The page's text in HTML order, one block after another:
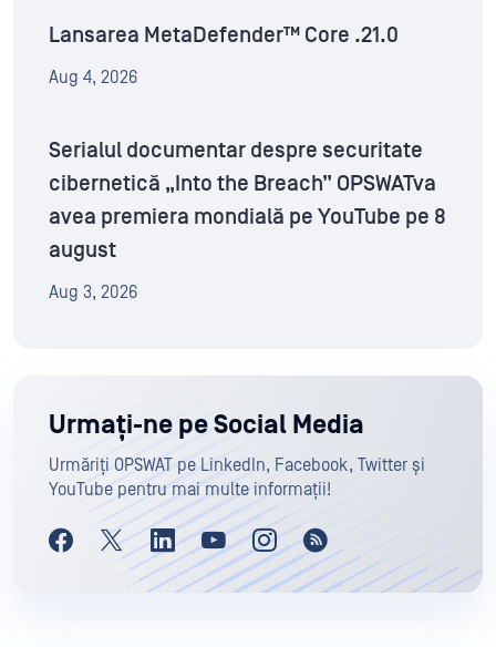
Lansarea MetaDefender™ Core .21.0
Aug 4, 2026
Serialul documentar despre securitate
cibernetică „Into the Breach” OPSWATva
avea premiera mondială pe YouTube pe 8
august
Aug 3, 2026
Urmați-ne pe Social Media
Urmăriți OPSWAT pe LinkedIn, Facebook, Twitter și
YouTube pentru mai multe informații!